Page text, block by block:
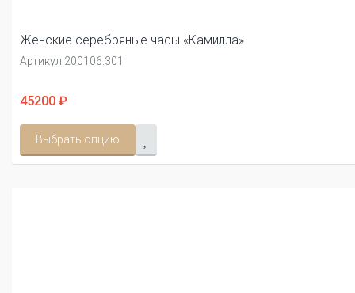
Женские серебряные часы «Камилла»
Артикул:200106.301
45200 ₽
Выбрать опцию